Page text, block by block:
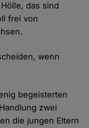
das sind
frei von
wenn
begeisterten
zwei
die jungen Eltern